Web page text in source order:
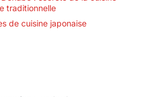
fête des mères et
traditionnelle
de cuisine japonaise